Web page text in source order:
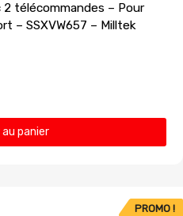
télécommandes – Pour
– SSXVW657 – Milltek
panier
PROMO !